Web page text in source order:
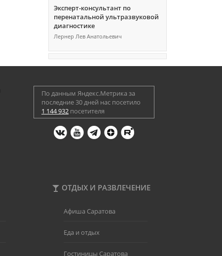
Эксперт-консультант по
перенатальной ультразвуковой
диагностике
Лернер Лев Анатольевич
По данным Яндекс.Метрика за
последние 30 дней нас посетило
1 144 932 посетителя
ОТДЫХ И РАЗВЛЕЧЕНИЕ
Афиша Саратова
Еда и отдых
Гостиницы Саратова